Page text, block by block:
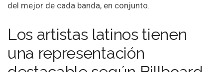
del mejor de cada banda, en conjunto.
Los artistas latinos tienen
una representación